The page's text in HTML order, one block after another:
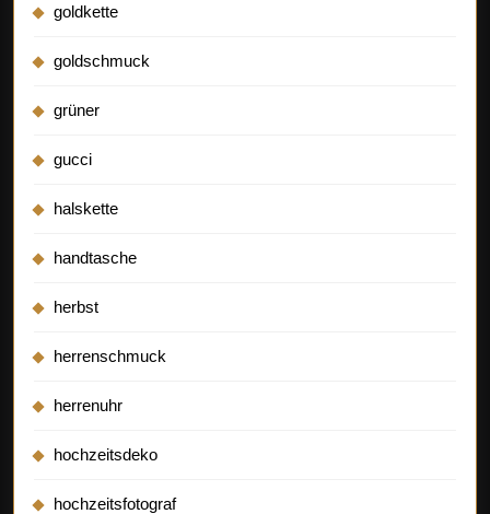
goldkette
goldschmuck
grüner
gucci
halskette
handtasche
herbst
herrenschmuck
herrenuhr
hochzeitsdeko
hochzeitsfotograf